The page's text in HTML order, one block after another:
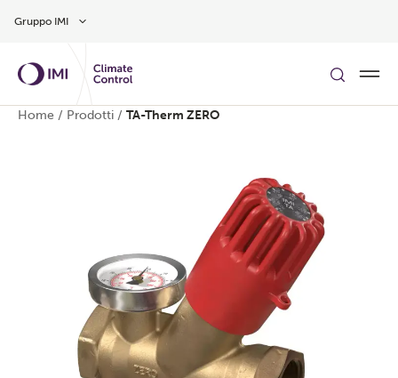
Gruppo IMI
Home / Prodotti / TA-Therm ZERO